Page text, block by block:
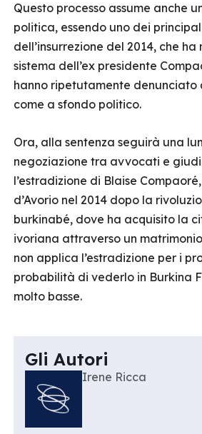
Questo processo assume anche
politica, essendo uno dei
dell’insurrezione del 2014, che ha
sistema dell’ex presidente
hanno ripetutamente denunciato
come a sfondo politico.
Ora, alla sentenza seguirà una
negoziazione tra avvocati e
l’estradizione di Blaise
d’Avorio nel 2014 dopo la
burkinabé, dove ha acquisito la
ivoriana attraverso un
non applica l’estradizione per i
probabilità di vederlo in Burkina
molto basse.
Gli Autori
Irene Ricca